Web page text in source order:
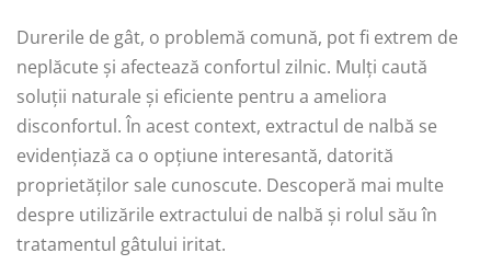
Durerile de gât, o problemă comună, pot fi extrem de
neplăcute și afectează confortul zilnic. Mulți caută
soluții naturale și eficiente pentru a ameliora
disconfortul. În acest context, extractul de nalbă se
evidențiază ca o opțiune interesantă, datorită
proprietăților sale cunoscute. Descoperă mai multe
despre utilizările extractului de nalbă și rolul său în
tratamentul gâtului iritat.